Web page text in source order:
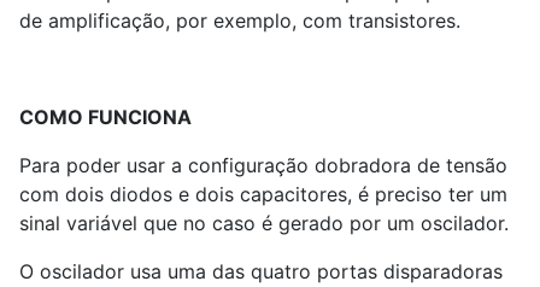
de amplificação, por exemplo, com transistores.
COMO FUNCIONA
Para poder usar a configuração dobradora de tensão
com dois diodos e dois capacitores, é preciso ter um
sinal variável que no caso é gerado por um oscilador.
O oscilador usa uma das quatro portas disparadoras